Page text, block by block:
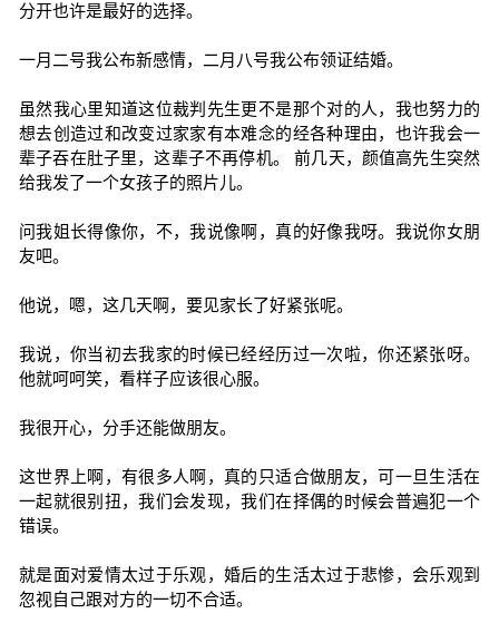
分开也许是最好的选择。
一月二号我公布新感情，二月八号我公布领证结婚。
虽然我心里知道这位裁判先生更不是那个对的人，我也努力的
想去创造过和改变过家家有本难念的经各种理由，也许我会一
辈子吞在肚子里，这辈子不再停机。 前几天，颜值高先生突然
给我发了一个女孩子的照片儿。
问我姐长得像你，不，我说像啊，真的好像我呀。我说你女朋
友吧。
他说，嗯，这几天啊，要见家长了好紧张呢。
我说，你当初去我家的时候已经经历过一次啦，你还紧张呀。
他就呵呵笑，看样子应该很心服。
我很开心，分手还能做朋友。
这世界上啊，有很多人啊，真的只适合做朋友，可一旦生活在
一起就很别扭，我们会发现，我们在择偶的时候会普遍犯一个
错误。
就是面对爱情太过于乐观，婚后的生活太过于悲惨，会乐观到
忽视自己跟对方的一切不合适。